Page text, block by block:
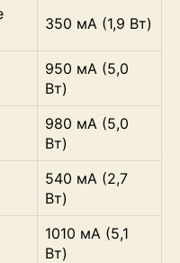
350 мА (1,9 Вт)
950 мА (5,0
Вт)
980 мА (5,0
Вт)
540 мА (2,7
Вт)
1010 мА (5,1
Вт)